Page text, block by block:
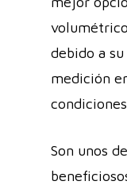
debido a
medición
Son unos